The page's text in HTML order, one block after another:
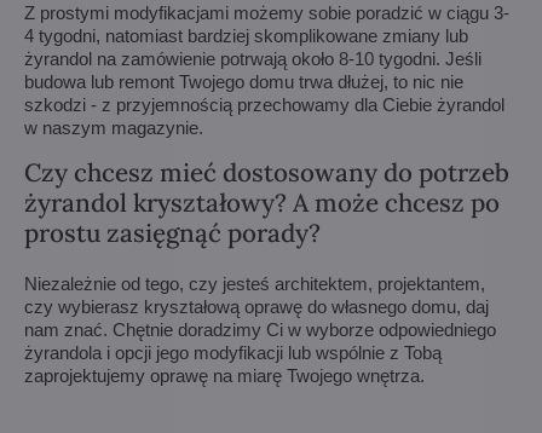
Z prostymi modyfikacjami możemy sobie poradzić w ciągu 3-
4 tygodni, natomiast bardziej skomplikowane zmiany lub
żyrandol na zamówienie potrwają około 8-10 tygodni. Jeśli
budowa lub remont Twojego domu trwa dłużej, to nic nie
szkodzi - z przyjemnością przechowamy dla Ciebie żyrandol
w naszym magazynie.
Czy chcesz mieć dostosowany do potrzeb
żyrandol kryształowy? A może chcesz po
prostu zasięgnąć porady?
Niezależnie od tego, czy jesteś architektem, projektantem,
czy wybierasz kryształową oprawę do własnego domu, daj
nam znać. Chętnie doradzimy Ci w wyborze odpowiedniego
żyrandola i opcji jego modyfikacji lub wspólnie z Tobą
zaprojektujemy oprawę na miarę Twojego wnętrza.